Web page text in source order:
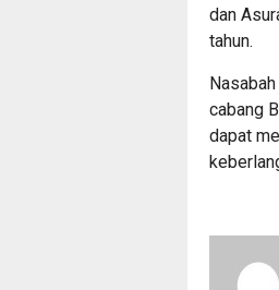
dan
tahun.
cabang
dapat